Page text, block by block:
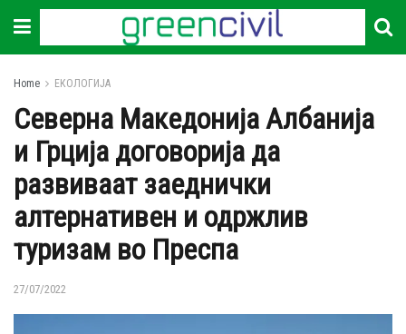
Home ЕКОЛОГИЈА
Северна Македонија Албанија
и Грција договорија да
развиваат заеднички
алтернативен и одржлив
туризам во Преспа
27/07/2022